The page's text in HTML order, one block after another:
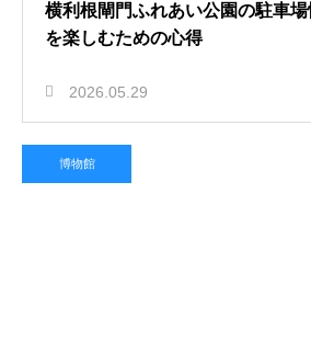
横利根閘門ふれあい公園の駐車
を楽しむための心得
2026.05.29
博物館